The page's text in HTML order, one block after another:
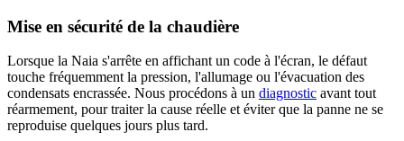
Mise en sécurité de la chaudière
Lorsque la Naia s'arrête en affichant un code à l'écran, le défaut
touche fréquemment la pression, l'allumage ou l'évacuation des
condensats encrassée. Nous procédons à un diagnostic avant tout
réarmement, pour traiter la cause réelle et éviter que la panne ne se
reproduise quelques jours plus tard.